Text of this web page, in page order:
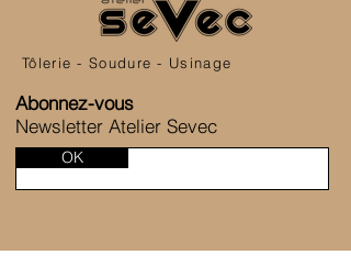
Tôlerie - Soudure - Usinage
Abonnez-vous
Newsletter Atelier Sevec
OK